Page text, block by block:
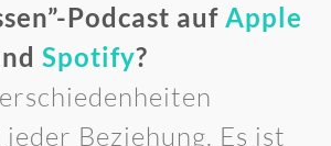
Podcast auf Apple
Spotify?
Beziehung. Es ist